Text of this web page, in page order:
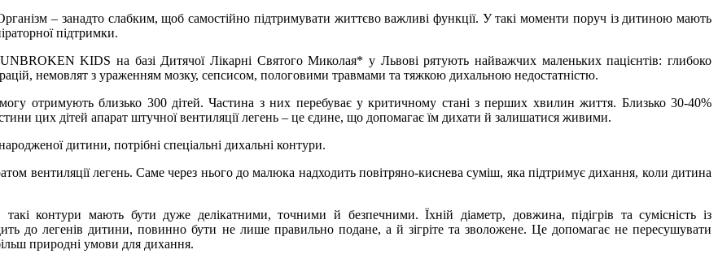
– занадто слабким, щоб самостійно підтримувати життєво важливі функції. У такі моменти поруч із дитиною мають
підтримки.
UNBROKEN KIDS на базі Дитячої Лікарні Святого Миколая* у Львові рятують найважчих маленьких пацієнтів: глибоко
немовлят з ураженням мозку, сепсисом, пологовими травмами та тяжкою дихальною недостатністю.
отримують близько 300 дітей. Частина з них перебуває у критичному стані з перших хвилин життя. Близько 30-40%
цих дітей апарат штучної вентиляції легень – це єдине, що допомагає їм дихати й залишатися живими.
дитини, потрібні спеціальні дихальні контури.
вентиляції легень. Саме через нього до малюка надходить повітряно-киснева суміш, яка підтримує дихання, коли дитина
контури мають бути дуже делікатними, точними й безпечними. Їхній діаметр, довжина, підігрів та сумісність із
до легенів дитини, повинно бути не лише правильно подане, а й зігріте та зволожене. Це допомагає не пересушувати
природні умови для дихання.